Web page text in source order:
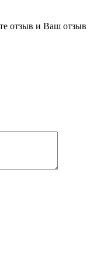
отзыв и Ваш отзыв